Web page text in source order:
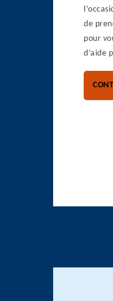
de
pour
d’aide